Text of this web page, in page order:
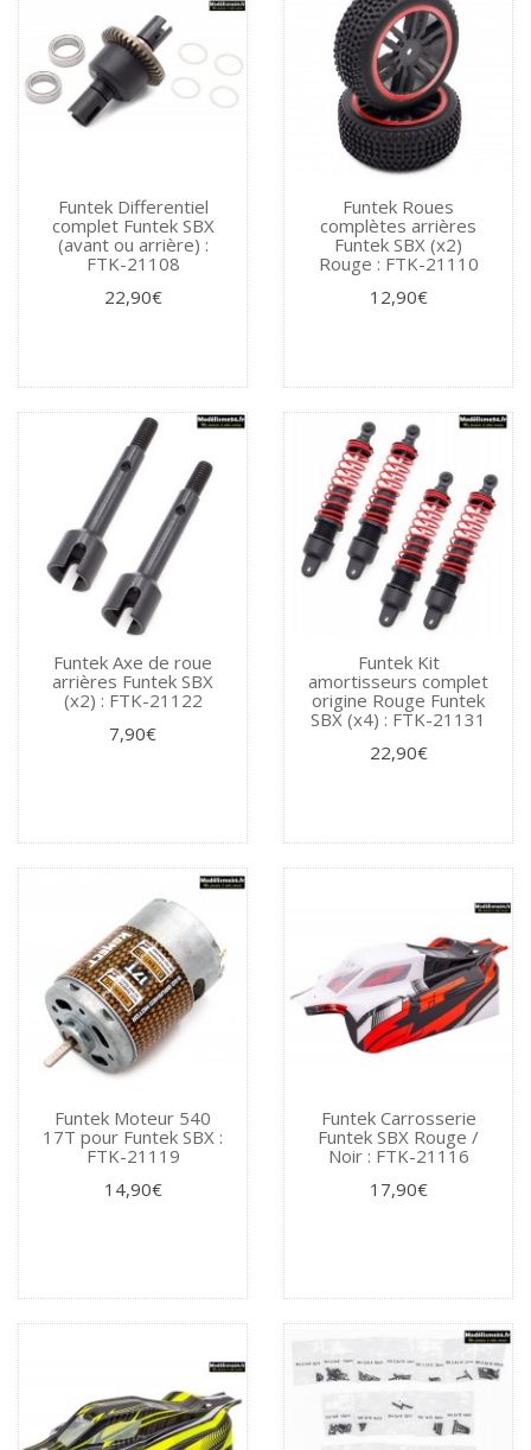
Funtek Differentiel
complet Funtek SBX
(avant ou arrière) :
FTK-21108
22,90€
Funtek Roues
complètes arrières
Funtek SBX (x2)
Rouge : FTK-21110
12,90€
Funtek Axe de roue
arrières Funtek SBX
(x2) : FTK-21122
7,90€
Funtek Kit
amortisseurs complet
origine Rouge Funtek
SBX (x4) : FTK-21131
22,90€
Funtek Moteur 540
17T pour Funtek SBX :
FTK-21119
14,90€
Funtek Carrosserie
Funtek SBX Rouge /
Noir : FTK-21116
17,90€